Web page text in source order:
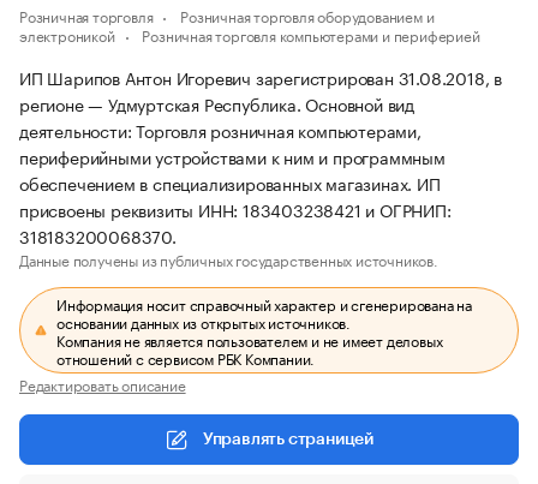
Розничная торговля
Розничная торговля оборудованием и
электроникой
Розничная торговля компьютерами и периферией
ИП Шарипов Антон Игоревич зарегистрирован 31.08.2018, в
регионе — Удмуртская Республика. Основной вид
деятельности: Торговля розничная компьютерами,
периферийными устройствами к ним и программным
обеспечением в специализированных магазинах. ИП
присвоены реквизиты ИНН: 183403238421 и ОГРНИП:
318183200068370.
Данные получены из публичных государственных источников.
Информация носит справочный характер и сгенерирована на
основании данных из открытых источников.
Компания не является пользователем и не имеет деловых
отношений с сервисом РБК Компании.
Редактировать описание
Управлять страницей